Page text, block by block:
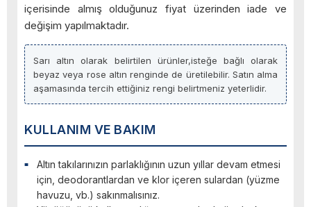
içerisinde almış olduğunuz fiyat üzerinden iade ve
değişim yapılmaktadır.
Sarı altın olarak belirtilen ürünler,isteğe bağlı olarak
beyaz veya rose altın renginde de üretilebilir. Satın alma
aşamasında tercih ettiğiniz rengi belirtmeniz yeterlidir.
KULLANIM VE BAKIM
Altın takılarınızın parlaklığının uzun yıllar devam etmesi
için, deodorantlardan ve klor içeren sulardan (yüzme
havuzu, vb.) sakınmalısınız.